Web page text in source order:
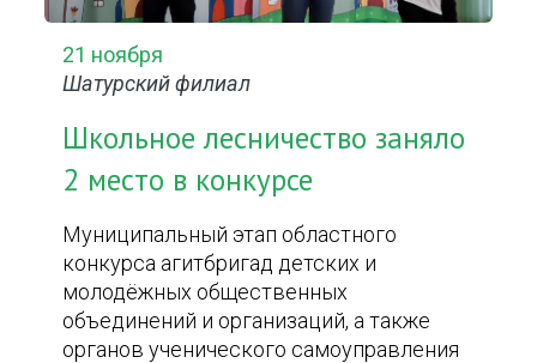
21 ноября
Шатурский филиал
Школьное лесничество заняло
2 место в конкурсе
Муниципальный этап областного
конкурса агитбригад детских и
молодёжных общественных
объединений и организаций, а также
органов ученического самоуправления